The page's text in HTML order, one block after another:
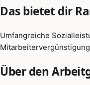
Das bietet dir
Umfangreiche
Über den